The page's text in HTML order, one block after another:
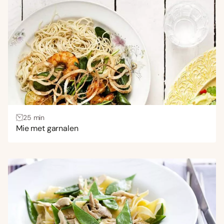
Uitdagend
(15)
Gang
Bijgerecht
(8)
Borrelhapjes en snacks
(1)
Hoofdgerecht
(454)
Lunch
(45)
Voorgerecht
Gezond
(242)
Koolhydraatarm
(12)
Veganistisch
(43)
25 min
Mie met garnalen